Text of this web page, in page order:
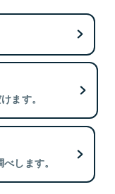
ます。
します。